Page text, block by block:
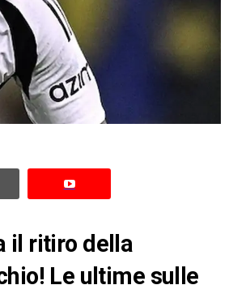
il ritiro della
Le ultime sulle